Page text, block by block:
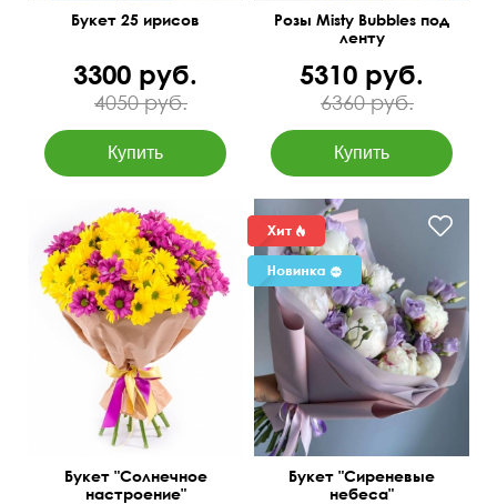
Букет 25 ирисов
3300 руб.
4050 руб.
Розы Misty Bubbles под
ленту
5310 руб.
6360 руб.
Букет "Солнечное
настроение"
Белые пионы и сиреневые
лизиантусы
Букет "Сиреневые
небеса"